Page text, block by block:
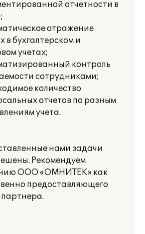
отчетности в
отражение
в бухгалтерском и
учетах;
контроль
сотрудниками;
количество
отчетов по разным
учета.
нами задачи
Рекомендуем
ООО «ОМНИТЕК» как
предоставляющего
партнера.